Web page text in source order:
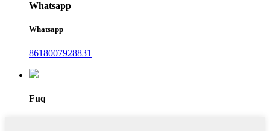
Whatsapp
Whatsapp
8618007928831
Fuq